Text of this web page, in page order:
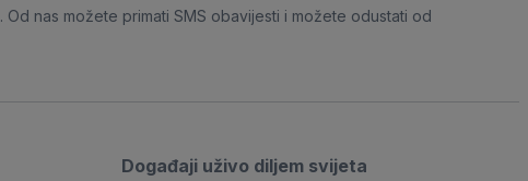
. Od nas možete primati SMS obavijesti i možete odustati od
Događaji uživo diljem svijeta